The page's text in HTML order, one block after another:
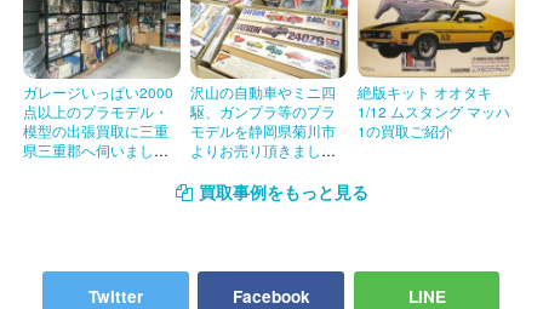
バンダイ 1/16 フェラーリ ディーノ
レベル 1/12 1965 フェラーリ 275 GTB No.H-1287
FERRARI
ヒロ 1/24 512BB ルマン
ヒロ 1/24 フェラーリ 512BB 1979
ガレージいっぱい2000
点以上のプラモデル・
模型の出張買取に三重
県三重郡へ伺いまし
沢山の自動車やミニ四
駆、ガンプラ等のプラ
モデルを静岡県菊川市
よりお売り頂きまし
絶版キット オオタキ
1/12 ムスタング マッハ
1の買取ご紹介
買取事例をもっと見る
Twitter Facebook LINE